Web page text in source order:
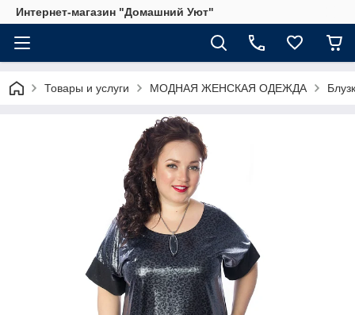
Интернет-магазин "Домашний Уют"
Товары и услуги МОДНАЯ ЖЕНСКАЯ ОДЕЖДА